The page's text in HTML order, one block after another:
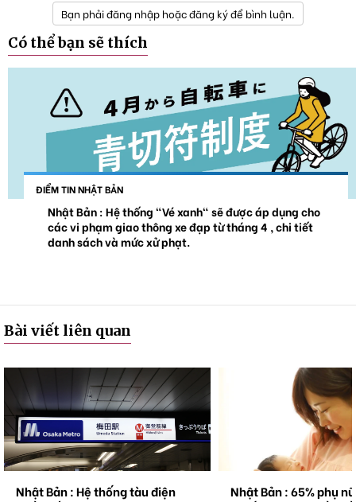
Bạn phải đăng nhập hoặc đăng ký để bình luận.
Có thể bạn sẽ thích
ĐIỂM TIN NHẬT BẢN
Nhật Bản : Hệ thống "Vé xanh" sẽ được áp dụng cho
các vi phạm giao thông xe đạp từ tháng 4 , chi tiết
danh sách và mức xử phạt.
Bài viết liên quan
Nhật Bản : Hệ thống tàu điện
Nhật Bản : 65% phụ